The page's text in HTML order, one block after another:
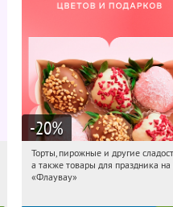
-20%
22:31:47
Россия
Торты, пирожные и другие
а также товары для праздника на
«Флаувау»